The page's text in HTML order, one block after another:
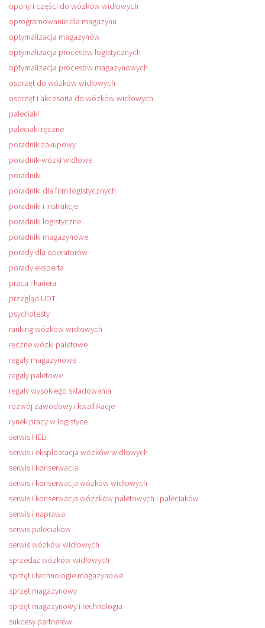
opony i części do wózków widłowych
oprogramowanie dla magazynu
optymalizacja magazynów
optymalizacja procesów logistycznych
optymalizacja procesów magazynowych
osprzęt do wózków widłowych
osprzęt i akcesoria do wózków widłowych
paleciaki
paleciaki ręczne
poradnik zakupowy
poradnik-wózki widłowe
poradniki
poradniki dla firm logistycznych
poradniki i instrukcje
poradniki logistyczne
poradniki magazynowe
porady dla operatorów
porady eksperta
praca i kariera
przegląd UDT
psychotesty
ranking wózków widłowych
ręczne wózki paletowe
regały magazynowe
regały paletowe
regały wysokiego składowania
rozwój zawodowy i kwalfikacje
rynek pracy w logistyce
serwis HELI
serwis i eksploatacja wózków widłowych
serwis i konserwacja
serwis i konserwacja wózków widłowych
serwis i konserwacja wózzków paletowych i paleciaków
serwis i naprawa
serwis paleciaków
serwis wózków widłowych
sprzedaż wózków widłowych
sprzęt i technologie magazynowe
sprzęt magazynowy
sprzęt magazynowy i technologia
sukcesy partnerów